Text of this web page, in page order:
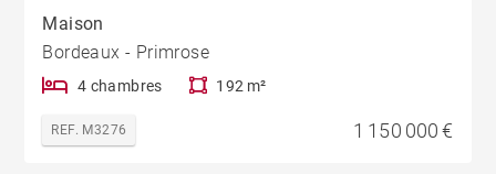
Maison
Bordeaux - Primrose
4 chambres 192 m²
REF. M3276 1 150 000 €